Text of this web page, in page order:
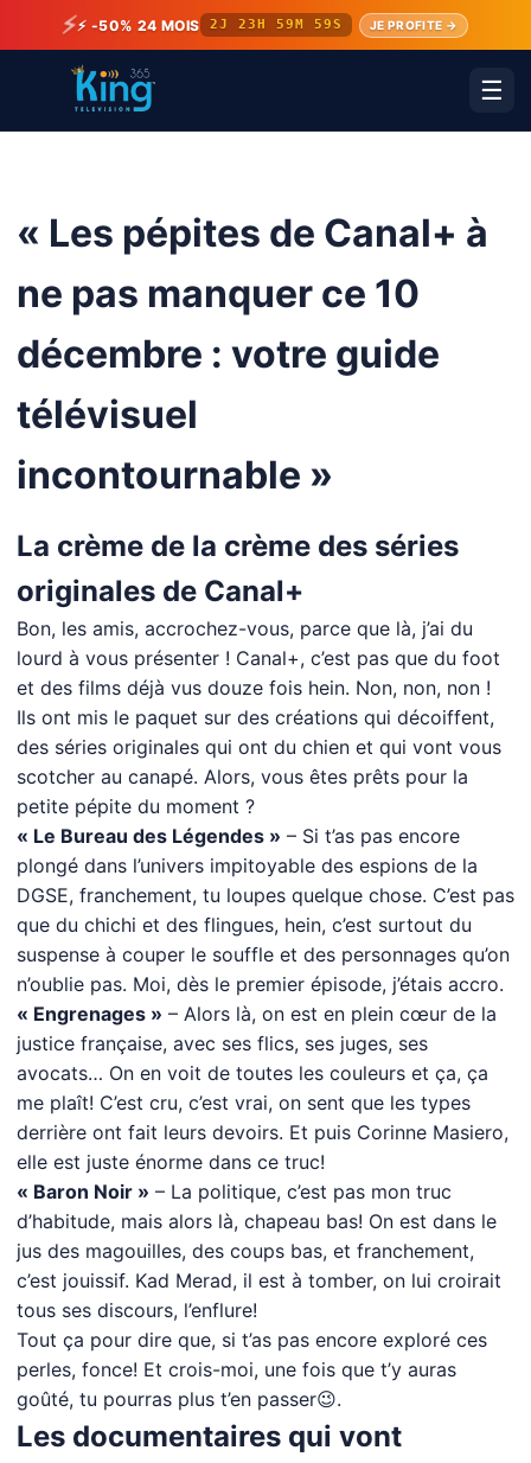
⚡⚡ -50% 24 MOIS 2J 23H 59M 59S JE PROFITE →
☰
« Les pépites de Canal+ à
ne pas manquer ce 10
décembre : votre guide
télévisuel
incontournable »
La crème de la crème des séries
originales de Canal+
Bon, les amis, accrochez-vous, parce que là, j’ai du
lourd à vous présenter ! Canal+, c’est pas que du foot
et des films déjà vus douze fois hein. Non, non, non !
Ils ont mis le paquet sur des créations qui décoiffent,
des séries originales qui ont du chien et qui vont vous
scotcher au canapé. Alors, vous êtes prêts pour la
petite pépite du moment ?
« Le Bureau des Légendes » – Si t’as pas encore
plongé dans l’univers impitoyable des espions de la
DGSE, franchement, tu loupes quelque chose. C’est pas
que du chichi et des flingues, hein, c’est surtout du
suspense à couper le souffle et des personnages qu’on
n’oublie pas. Moi, dès le premier épisode, j’étais accro.
« Engrenages » – Alors là, on est en plein cœur de la
justice française, avec ses flics, ses juges, ses
avocats… On en voit de toutes les couleurs et ça, ça
me plaît! C’est cru, c’est vrai, on sent que les types
derrière ont fait leurs devoirs. Et puis Corinne Masiero,
elle est juste énorme dans ce truc!
« Baron Noir » – La politique, c’est pas mon truc
d’habitude, mais alors là, chapeau bas! On est dans le
jus des magouilles, des coups bas, et franchement,
c’est jouissif. Kad Merad, il est à tomber, on lui croirait
tous ses discours, l’enflure!
Tout ça pour dire que, si t’as pas encore exploré ces
perles, fonce! Et crois-moi, une fois que t’y auras
goûté, tu pourras plus t’en passer😉.
Les documentaires qui vont